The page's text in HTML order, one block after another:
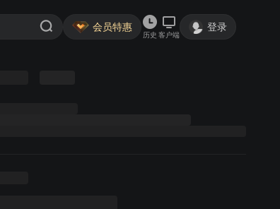
会员特惠
历史 客户端
登录